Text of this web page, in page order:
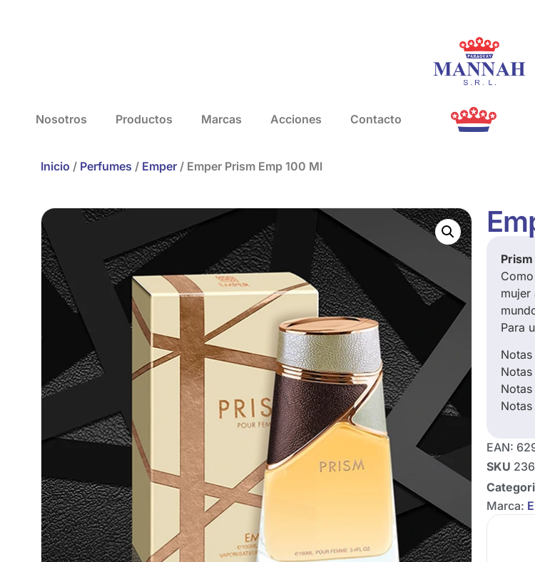
Nosotros Productos Marcas Acciones Contacto
Inicio / Perfumes / Emper / Emper Prism Emp 100 Ml
mujer
Para
EAN:
SKU
Marca: